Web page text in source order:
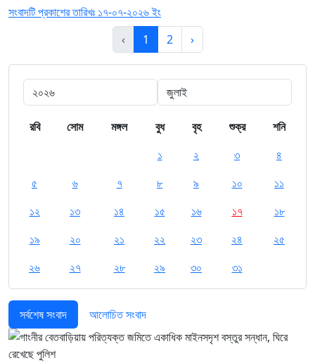
সংবাদটি প্রকাশের তারিখঃ ১৭-০৭-২০২৬ ইং
‹
1 2 ›
রবি সোম মঙ্গল বুধ বৃহ শুক্র
শনি
১
২ ৩
৪
৫
৬ ৭ ৮ ৯ ১০
১১
১২
১৩ ১৪ ১৫ ১৬ ১৭
১৮
১৯
২০ ২১ ২২ ২৩ ২৪
২৫
২৬
২৭ ২৮ ২৯ ৩০ ৩১
সর্বশেষ সংবাদ আলোচিত সংবাদ